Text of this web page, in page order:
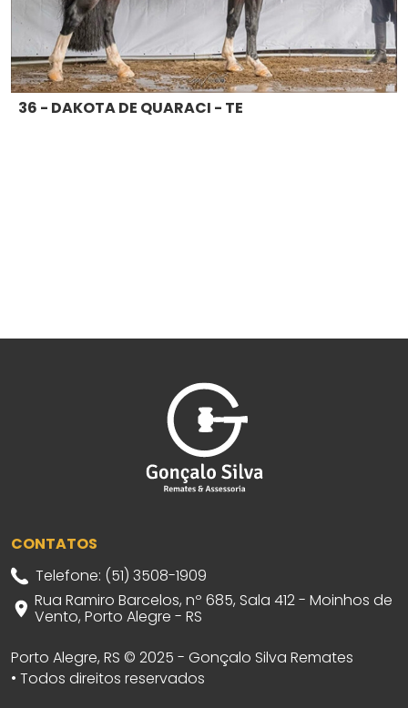
36 - DAKOTA DE QUARACI - TE
CONTATOS
Telefone: (51) 3508-1909
Rua Ramiro Barcelos, nº 685, Sala 412 - Moinhos de
Vento, Porto Alegre - RS
Porto Alegre, RS © 2025 - Gonçalo Silva Remates
• Todos direitos reservados